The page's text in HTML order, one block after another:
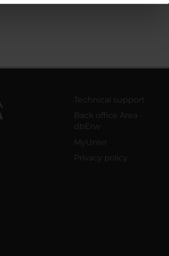
Technical support
Back office Area -
dbErw
MyUnivr
Privacy policy